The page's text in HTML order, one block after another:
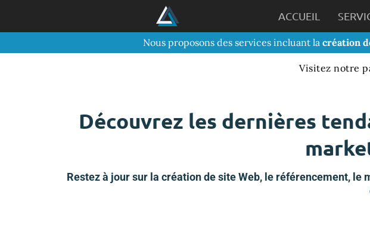
ACCUEIL
Nous proposons des services incluant la création
Visitez notre
Découvrez les dernières
Restez à jour sur la création de site Web, le référencement,